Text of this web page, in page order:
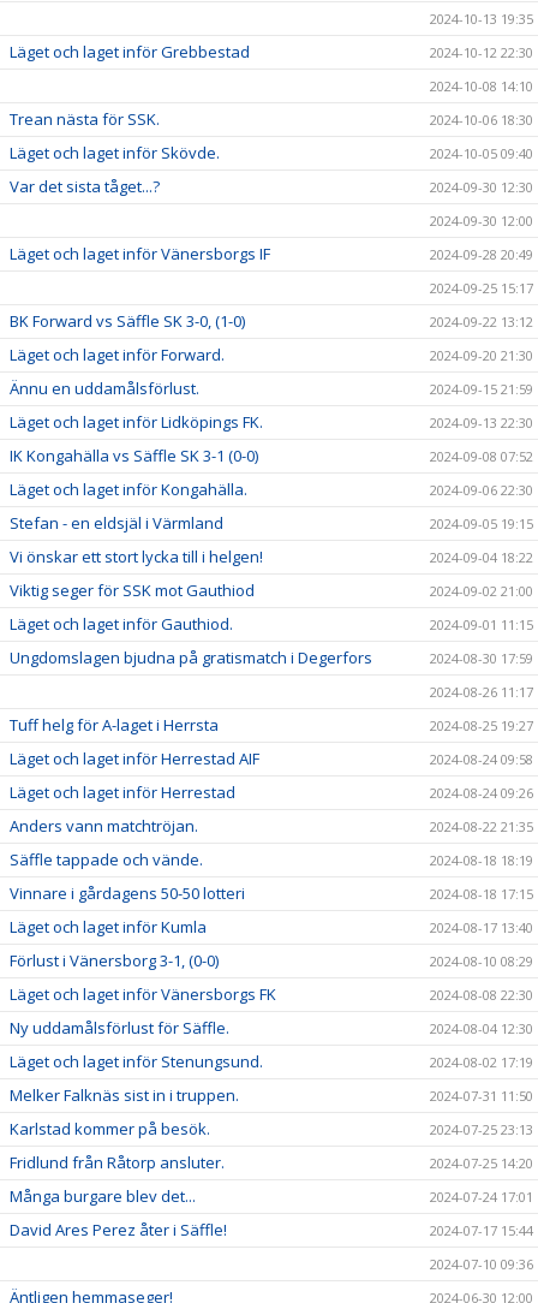
2024-10-13 19:35
Läget och laget inför Grebbestad
2024-10-12 22:30
2024-10-08 14:10
Trean nästa för SSK. 2024-10-06 18:30
Läget och laget inför Skövde. 2024-10-05 09:40
Var det sista tåget...?
2024-09-30 12:30
2024-09-30 12:00
Läget och laget inför Vänersborgs IF
2024-09-28 20:49
2024-09-25 15:17
BK Forward vs Säffle SK 3-0, (1-0) 2024-09-22 13:12
Läget och laget inför Forward. 2024-09-20 21:30
Ännu en uddamålsförlust. 2024-09-15 21:59
Läget och laget inför Lidköpings FK. 2024-09-13 22:30
IK Kongahälla vs Säffle SK 3-1 (0-0) 2024-09-08 07:52
Läget och laget inför Kongahälla. 2024-09-06 22:30
Stefan - en eldsjäl i Värmland 2024-09-05 19:15
Vi önskar ett stort lycka till i helgen! 2024-09-04 18:22
Viktig seger för SSK mot Gauthiod 2024-09-02 21:00
Läget och laget inför Gauthiod. 2024-09-01 11:15
Ungdomslagen bjudna på gratismatch i Degerfors
2024-08-30 17:59
2024-08-26 11:17
Tuff helg för A-laget i Herrsta 2024-08-25 19:27
Läget och laget inför Herrestad AIF 2024-08-24 09:58
Läget och laget inför Herrestad 2024-08-24 09:26
Anders vann matchtröjan. 2024-08-22 21:35
Säffle tappade och vände. 2024-08-18 18:19
Vinnare i gårdagens 50-50 lotteri 2024-08-18 17:15
Läget och laget inför Kumla 2024-08-17 13:40
Förlust i Vänersborg 3-1, (0-0) 2024-08-10 08:29
Läget och laget inför Vänersborgs FK 2024-08-08 22:30
Ny uddamålsförlust för Säffle. 2024-08-04 12:30
Läget och laget inför Stenungsund. 2024-08-02 17:19
Melker Falknäs sist in i truppen. 2024-07-31 11:50
Karlstad kommer på besök. 2024-07-25 23:13
Fridlund från Råtorp ansluter. 2024-07-25 14:20
Många burgare blev det... 2024-07-24 17:01
David Ares Perez åter i Säffle!
2024-07-17 15:44
2024-07-10 09:36
Äntligen hemmaseger! 2024-06-30 12:00